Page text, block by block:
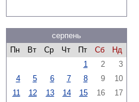
серпень
Пн
Вт Ср Чт Пт Сб
Нд
1
2
3
4
5 6 7 8 9
10
11
12 13 14 15 16
17